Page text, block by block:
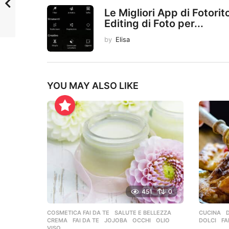
Le Migliori App di
Editing di Foto per...
by Elisa
YOU MAY ALSO LIKE
451 0
COSMETICA FAI DA TE ,SALUTE E BELLEZZA
CREMA
,FAI DA TE ,JOJOBA ,OCCHI ,OLIO
CUCINA ,
DOLCI
,